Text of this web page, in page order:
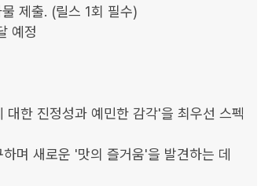
제출. (릴스 1회 필수)
예정
한 진정성과 예민한 감각'을 최우선 스펙
며 새로운 '맛의 즐거움'을 발견하는 데